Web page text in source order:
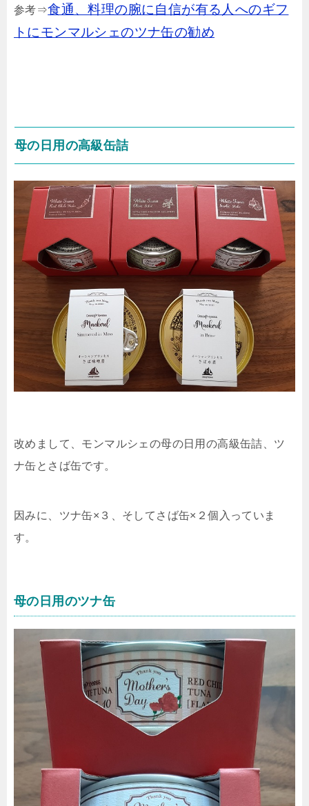
参考⇒食通、料理の腕に自信が有る人へのギフ
トにモンマルシェのツナ缶の勧め
母の日用の高級缶詰
改めまして、モンマルシェの母の日用の高級缶詰、ツ
ナ缶とさば缶です。
因みに、ツナ缶×３、そしてさば缶×２個入っていま
す。
母の日用のツナ缶